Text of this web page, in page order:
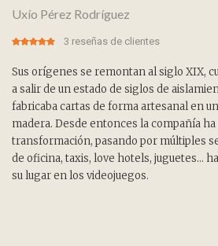
Uxío Pérez Rodríguez
customer
ratings
3 reseñas de clientes
Sus orígenes se remontan al siglo XIX,
a salir de un estado de siglos de
fabricaba cartas de forma artesanal en
madera. Desde entonces la compañía
transformación, pasando por múltiples
de oficina, taxis, love hotels, juguetes…
su lugar en los videojuegos.